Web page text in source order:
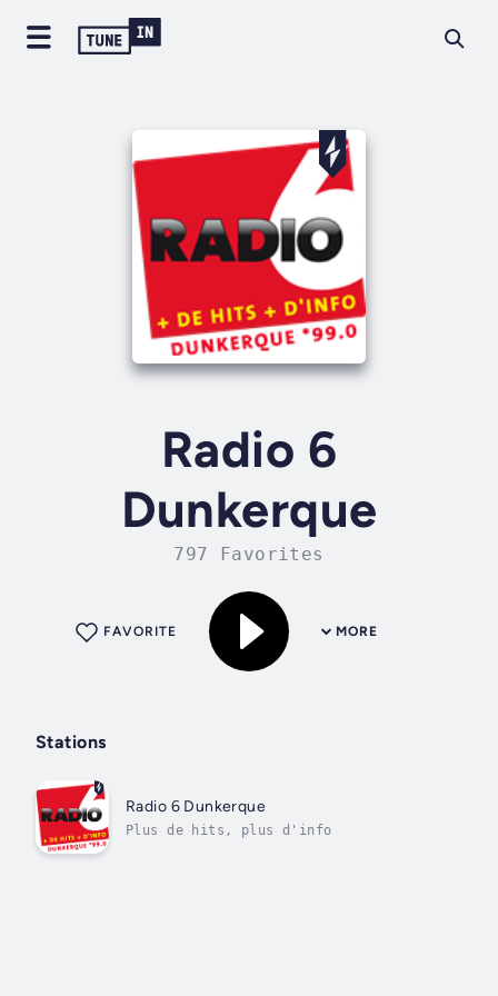
Radio 6
Dunkerque
797 Favorites
MORE
FAVORITE
Stations
Radio 6 Dunkerque
Plus de hits, plus d'info